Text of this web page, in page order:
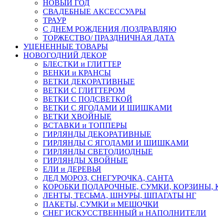
НОВЫЙ ГОД
СВАДЕБНЫЕ АКСЕССУАРЫ
ТРАУР
С ДНЕМ РОЖДЕНИЯ /ПОЗДРАВЛЯЮ
ТОРЖЕСТВО/ ПРАЗДНИЧНАЯ ДАТА
УЦЕНЕННЫЕ ТОВАРЫ
НОВОГОДНИЙ ДЕКОР
БЛЕСТКИ и ГЛИТТЕР
ВЕНКИ и КРАНСЫ
ВЕТКИ ДЕКОРАТИВНЫЕ
ВЕТКИ С ГЛИТТЕРОМ
ВЕТКИ С ПОДСВЕТКОЙ
ВЕТКИ С ЯГОДАМИ И ШИШКАМИ
ВЕТКИ ХВОЙНЫЕ
ВСТАВКИ и ТОППЕРЫ
ГИРЛЯНДЫ ДЕКОРАТИВНЫЕ
ГИРЛЯНДЫ С ЯГОДАМИ И ШИШКАМИ
ГИРЛЯНДЫ СВЕТОДИОДНЫЕ
ГИРЛЯНДЫ ХВОЙНЫЕ
ЕЛИ и ДЕРЕВЬЯ
ДЕД МОРОЗ, СНЕГУРОЧКА, САНТА
КОРОБКИ ПОДАРОЧНЫЕ, СУМКИ,
ЛЕНТЫ, ТЕСЬМА, ШНУРЫ, ШПАГАТЫ НГ
ПАКЕТЫ, СУМКИ и МЕШОЧКИ
СНЕГ ИСКУССТВЕННЫЙ и НАПОЛНИТЕЛИ